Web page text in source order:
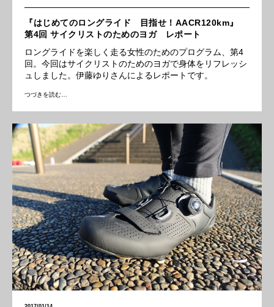
『はじめてのロングライド 目指せ！AACR120km』
第4回 サイクリストのためのヨガ レポート
ロングライドを楽しく走る女性のためのプログラム、第4
回。今回はサイクリストのためのヨガで身体をリフレッシ
ュしました。伊藤ゆりさんによるレポートです。
つづきを読む…